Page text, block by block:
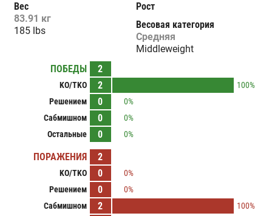
Вес
83.91 кг
185 lbs
Рост
Весовая категория
Средняя
Middleweight
ПОБЕДЫ
2
KO/TKO 2
100%
Решением
0
0%
Сабмишном
0
0%
Остальные
0 0%
ПОРАЖЕНИЯ 2
KO/TKO 0
0%
Решением
0
0%
Сабмишном
2
100%